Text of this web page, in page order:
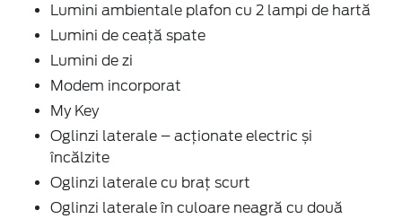
Lumini ambientale plafon cu 2 lampi de hartă
Lumini de ceață spate
Lumini de zi
Modem incorporat
My Key
Oglinzi laterale – acționate electric și
încălzite
Oglinzi laterale cu braț scurt
Oglinzi laterale în culoare neagră cu două